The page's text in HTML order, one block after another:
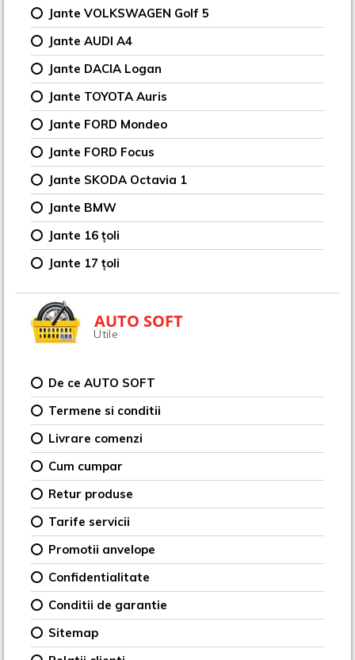
Jante VOLKSWAGEN Golf 5
Jante AUDI A4
Jante DACIA Logan
Jante TOYOTA Auris
Jante FORD Mondeo
Jante FORD Focus
Jante SKODA Octavia 1
Jante BMW
Jante 16 țoli
Jante 17 țoli
AUTO SOFT
Utile
De ce AUTO SOFT
Termene si conditii
Livrare comenzi
Cum cumpar
Retur produse
Tarife servicii
Promotii anvelope
Confidentialitate
Conditii de garantie
Sitemap